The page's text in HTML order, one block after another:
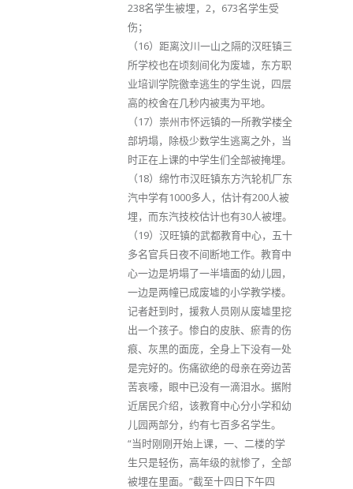
238名学生被埋，2，673名学生受
伤；
（16）距离汶川一山之隔的汉旺镇三
所学校也在顷刻间化为废墟，东方职
业培训学院徼幸逃生的学生说，四层
高的校舍在几秒内被夷为平地。
（17）崇州市怀远镇的一所教学楼全
部坍塌，除极少数学生逃离之外，当
时正在上课的中学生们全部被掩埋。
（18）绵竹市汉旺镇东方汽轮机厂东
汽中学有1000多人，估计有200人被
埋，而东汽技校估计也有30人被埋。
（19）汉旺镇的武都教育中心，五十
多名官兵日夜不间断地工作。教育中
心一边是坍塌了一半墙面的幼儿园，
一边是两幢已成废墟的小学教学楼。
记者赶到时，援救人员刚从废墟里挖
出一个孩子。惨白的皮肤、瘀青的伤
痕、灰黑的面庞，全身上下没有一处
是完好的。伤痛欲绝的母亲在旁边苦
苦哀嚎，眼中已没有一滴泪水。据附
近居民介绍，该教育中心分小学和幼
儿园两部分，约有七百多名学生。
“当时刚刚开始上课，一、二楼的学
生只是轻伤，高年级的就惨了，全部
被埋在里面。”截至十四日下午四